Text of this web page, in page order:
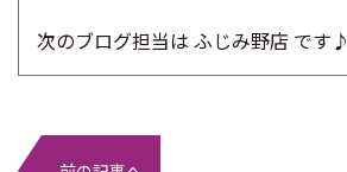
次のブログ担当は ふじみ野店 です♪